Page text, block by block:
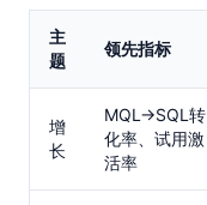
主
题
领先指标
增
长
MQL→SQL转
化率、试用激
活率